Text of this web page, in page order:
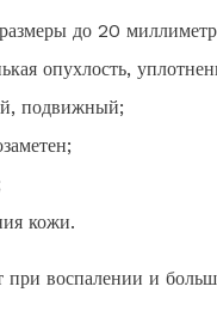
до 20
опухлость,
подвижный;
кожи.
при воспалении и